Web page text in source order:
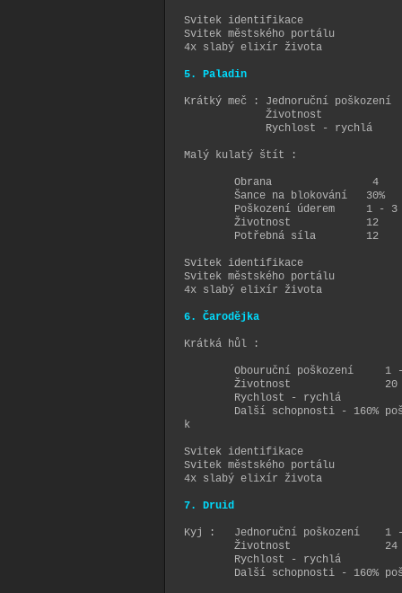
Svitek identifikace
Svitek městského portálu
4x slabý elixír života
5. Paladin
Krátký meč : Jednoruční
Životnost
Rychlost - rychlá
Malý kulatý štít :
Obrana 4
Šance na blokování 30%
Poškození úderem 1 - 3
Životnost 12
Potřebná síla 12
Svitek identifikace
Svitek městského portálu
4x slabý elixír života
6. Čarodějka
Krátká hůl :
Obouruční poškození 1
Životnost 20
Rychlost - rychlá
Další schopnosti - 160%
k ohnivé
Svitek identifikace
Svitek městského portálu
4x slabý elixír života
7. Druid
Kyj : Jednoruční poškození 1
Životnost 24
Rychlost - rychlá
Další schopnosti - 160%